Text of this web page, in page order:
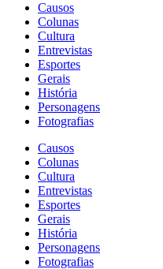
Causos
Colunas
Cultura
Entrevistas
Esportes
Gerais
História
Personagens
Fotografias
Causos
Colunas
Cultura
Entrevistas
Esportes
Gerais
História
Personagens
Fotografias